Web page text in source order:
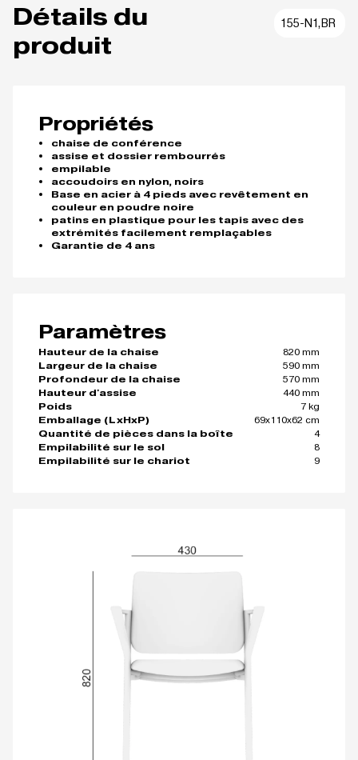
Détails du
produit
155-N1,BR
Propriétés
chaise de conférence
assise et dossier rembourrés
empilable
accoudoirs en nylon, noirs
Base en acier à 4 pieds avec revêtement en
couleur en poudre noire
patins en plastique pour les tapis avec des
extrémités facilement remplaçables
Garantie de 4 ans
Paramètres
Hauteur de la chaise
820 mm
Largeur de la chaise
590 mm
Profondeur de la chaise
570 mm
Hauteur d'assise
440 mm
Poids
7 kg
Emballage (LxHxP)
69x110x62 cm
Quantité de pièces dans la boîte
4
Empilabilité sur le sol
8
Empilabilité sur le chariot
9